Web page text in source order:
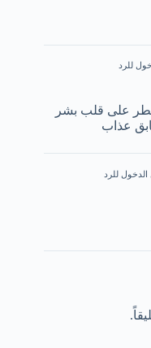
للرد
على قلب بشر
عذاب
للرد